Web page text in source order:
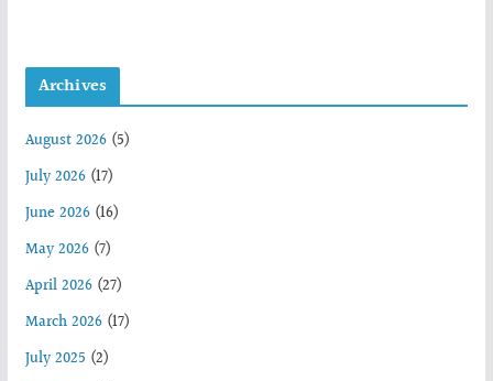
Archives
August 2026(5)
July 2026(17)
June 2026(16)
May 2026(7)
April 2026(27)
March 2026(17)
July 2025 (2)